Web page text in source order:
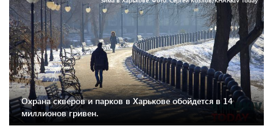
Охрана скверов и парков в Харькове обойдется в 14
миллионов гривен.